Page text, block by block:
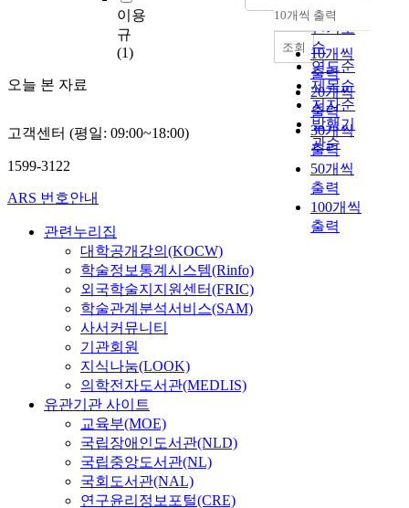
이용
규
(1)
오늘 본 자료
사전에 알려주는 방송
인덱스 기법을 사용한
다. 주기적 데이터 방
송 환경에서는 방송 전
에 미리 결정되어 정해
진 순서에 따라 방송
대상 데이터 집합이 반
복적으로 방송된다. 그
러므로 인덱스 정보를
얻고 구성하는 것이 용
이하다. 그러나 주문형
데이터 방송 환경에서
는 데이터 방송의 순서
클라이언트의 요청에
따라 방송 중에 동적으
로 결정된다. 그러므로
순
인기도
순
연도순
제목순
저자순
발행기
관순
내림차순
10개씩 출력
10개씩
출력
20개씩
출력
30개씩
출력
50개씩
출력
100개씩
출력
조회
고객센터 (평일: 09:00~18:00)
1599-3122
ARS 번호안내
관련누리집
대학공개강의(KOCW)
학술정보통계시스템(Rinfo)
외국학술지지원센터(FRIC)
학술관계분석서비스(SAM)
사서커뮤니티
기관회원
지식나눔(LOOK)
의학전자도서관(MEDLIS)
유관기관 사이트
교육부(MOE)
국립장애인도서관(NLD)
국립중앙도서관(NL)
국회도서관(NAL)
연구윤리정보포털(CRE)